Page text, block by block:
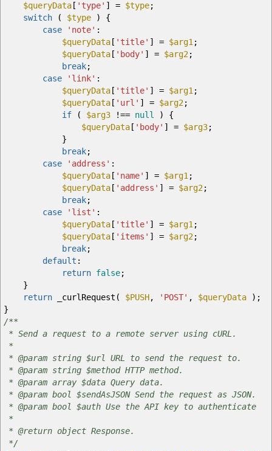
$queryData [ 'type' ] = $type;
switch
( $type )
{
case
'note' :
$queryData [ 'title' ] = $arg1;
$queryData [ 'body' ] = $arg2;
break;
case
'link' :
$queryData [ 'title' ] = $arg1;
$queryData [ 'url' ] = $arg2;
if
( $arg3 !== null )
{
$queryData [ 'body' ] = $arg3;
}
break;
case
'address' :
$queryData [ 'name' ] = $arg1;
$queryData [ 'address' ] = $arg2;
break;
case
'list' :
$queryData [ 'title' ] = $arg1;
$queryData [ 'items' ] = $arg2;
break;
default :
return false;
}
return _curlRequest ( $PUSH, 'POST' , $queryData ) ;
}
/**
* Send a request to a remote server using cURL.
*
* @param string $url URL to send the request to.
* @param string $method HTTP method.
* @param array $data Query data.
* @param bool $sendAsJSON Send the request as JSON.
* @param bool $auth Use the API key to authenticate
*
* @return object Response.
*/